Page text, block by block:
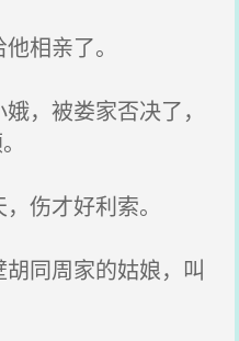
相亲了。
，被娄家否决了，
伤才好利索。
同周家的姑娘，叫